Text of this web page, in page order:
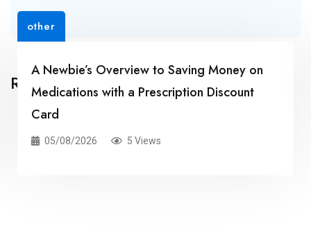
Related Posts
other
A Newbie’s Overview to Saving Money on
Medications with a Prescription Discount
Card
05/08/2026 5 Views